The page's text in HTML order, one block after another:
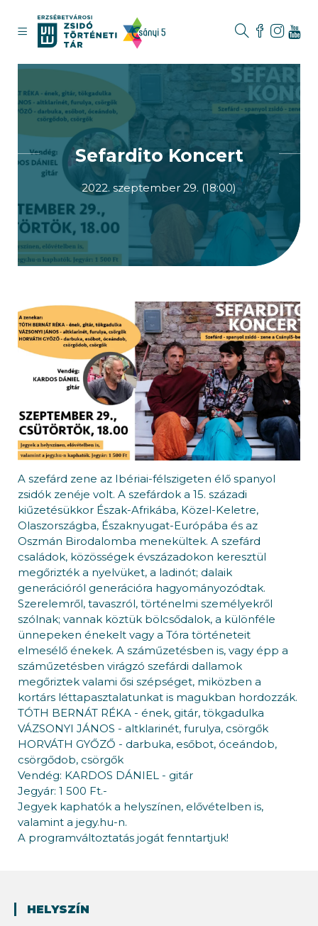
Sefardito Koncert
2022. szeptember 29. (18:00)
A szefárd zene az Ibériai-félszigeten élő spanyol
zsidók zenéje volt. A szefárdok a 15. századi
kiűzetésükkor Észak-Afrikába, Közel-Keletre,
Olaszországba, Északnyugat-Európába és az
Oszmán Birodalomba menekültek. A szefárd
családok, közösségek évszázadokon keresztül
megőrizték a nyelvüket, a ladinót; dalaik
generációról generációra hagyományozódtak.
Szerelemről, tavaszról, történelmi személyekről
szólnak; vannak köztük bölcsődalok, a különféle
ünnepeken énekelt vagy a Tóra történeteit
elmesélő énekek. A száműzetésben is, vagy épp a
száműzetésben virágzó szefárdi dallamok
megőriztek valami ősi szépséget, miközben a
kortárs léttapasztalatunkat is magukban hordozzák.
TÓTH BERNÁT RÉKA - ének, gitár, tökgadulka
VÁZSONYI JÁNOS - altklarinét, furulya, csörgők
HORVÁTH GYŐZŐ - darbuka, esőbot, óceándob,
csörgődob, csörgők
Vendég: KARDOS DÁNIEL - gitár
Jegyár: 1 500 Ft.-
Jegyek kaphatók a helyszínen, elővételben is,
valamint a jegy.hu-n.
A programváltoztatás jogát fenntartjuk!
HELYSZÍN